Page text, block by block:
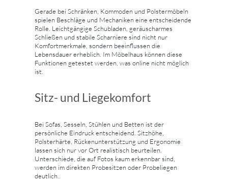
Gerade bei Schränken, Kommoden und Polstermöbeln
spielen Beschläge und Mechaniken eine entscheidende
Rolle. Leichtgängige Schubladen, geräuscharmes
Schließen und stabile Scharniere sind nicht nur
Komfortmerkmale, sondern beeinflussen die
Lebensdauer erheblich. Im Möbelhaus können diese
Funktionen getestet werden, was online nicht möglich
ist.
Sitz- und Liegekomfort
Bei Sofas, Sesseln, Stühlen und Betten ist der
persönliche Eindruck entscheidend. Sitzhöhe,
Polsterhärte, Rückenunterstützung und Ergonomie
lassen sich nur vor Ort realistisch beurteilen.
Unterschiede, die auf Fotos kaum erkennbar sind,
werden im direkten Probesitzen oder Probeliegen
deutlich..